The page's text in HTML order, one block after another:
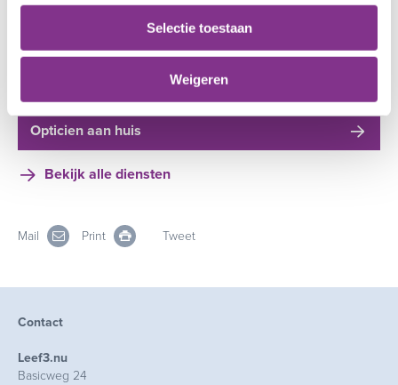
Selectie toestaan
Weigeren
Opticien aan huis
Bekijk alle diensten
Mail Print Tweet
Contact
Leef3.nu
Basicweg 24